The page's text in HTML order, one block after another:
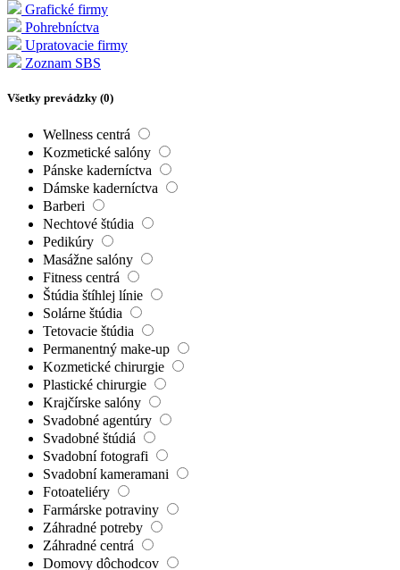
Grafické firmy
Pohrebníctva
Upratovacie firmy
Zoznam SBS
Všetky prevádzky (0)
Wellness centrá
Kozmetické salóny
Pánske kaderníctva
Dámske kaderníctva
Barberi
Nechtové štúdia
Pedikúry
Masážne salóny
Fitness centrá
Štúdia štíhlej línie
Solárne štúdia
Tetovacie štúdia
Permanentný make-up
Kozmetické chirurgie
Plastické chirurgie
Krajčírske salóny
Svadobné agentúry
Svadobné štúdiá
Svadobní fotografi
Svadobní kameramani
Fotoateliéry
Farmárske potraviny
Záhradné potreby
Záhradné centrá
Domovy dôchodcov